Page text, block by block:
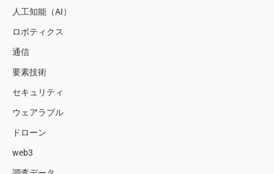
人工知能（AI）
ロボティクス
通信
要素技術
セキュリティ
ウェアラブル
ドローン
web3